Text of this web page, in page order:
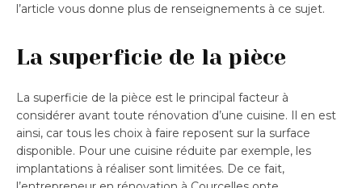
l’article vous donne plus de renseignements à ce sujet.
La superficie de la pièce
La superficie de la pièce est le principal facteur à
considérer avant toute rénovation d’une cuisine. Il en est
ainsi, car tous les choix à faire reposent sur la surface
disponible. Pour une cuisine réduite par exemple, les
implantations à réaliser sont limitées. De ce fait,